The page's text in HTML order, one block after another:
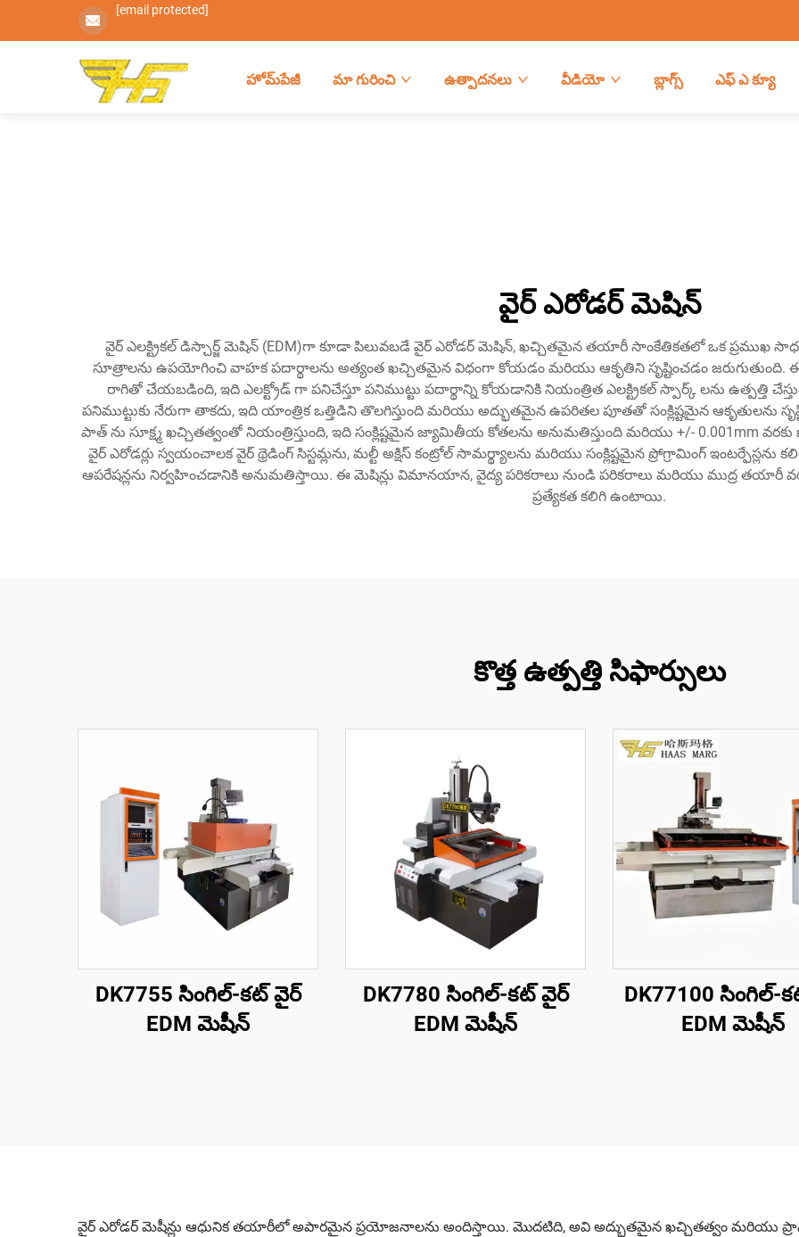
[email protected]
హోమ్‌పేజీ మా గురించి ఉత్పాదనలు వీడియో బ్లాగ్స్ ఎఫ్ ఎ క్యూ
వైర్ ఎరోడర్ మెషిన్
వైర్ ఎలక్ట్రికల్ డిస్చార్జ్ మెషిన్ (EDM)గా కూడా పిలువబడే వైర్ ఎరోడర్ మెషిన్, ఖచ్చితమైన తయారీ సాంకేతికతలో ఒక ప్రముఖ
సూత్రాలను ఉపయోగించి వాహక పదార్థాలను అత్యంత ఖచ్చితమైన విధంగా కోయడం మరియు ఆకృతిని సృష్టించడం జరుగుతుంది.
రాగితో చేయబడింది, ఇది ఎలక్ట్రోడ్ గా పనిచేస్తూ పనిముట్టు పదార్థాన్ని కోయడానికి నియంత్రిత ఎలక్ట్రికల్ స్పార్క్ లను ఉత్పత్తి
పనిముట్టుకు నేరుగా తాకదు, ఇది యాంత్రిక ఒత్తిడిని తొలగిస్తుంది మరియు అద్భుతమైన ఉపరితల పూతతో సంక్లిష్టమైన ఆకృతులను
పాత్ ను సూక్ష్మ ఖచ్చితత్వంతో నియంత్రిస్తుంది, ఇది సంక్లిష్టమైన జ్యామితీయ కోతలను అనుమతిస్తుంది మరియు +/- 0.001mm
వైర్ ఎరోడర్లు స్వయంచాలక వైర్ థ్రెడింగ్ సిస్టమ్లను, మల్టీ అక్షిస్ కంట్రోల్ సామర్థ్యాలను మరియు సంక్లిష్టమైన ప్రోగ్రామింగ్
ఆపరేషన్లను నిర్వహించడానికి అనుమతిస్తాయి. ఈ మెషిన్లు విమానయాన, వైద్య పరికరాలు నుండి పరికరాలు మరియు ముద్ర తయారీ
ప్రత్యేకత కలిగి ఉంటాయి.
కొత్త ఉత్పత్తి సిఫార్సులు
DK7755 సింగిల్-కట్ వైర్
EDM మెషీన్
DK7780 సింగిల్-కట్ వైర్
EDM మెషీన్
DK77100 సింగిల్-
EDM మెషీన్
వైర్ ఎరోడర్ మెషీన్లు ఆధునిక తయారీలో అపారమైన ప్రయోజనాలను అందిస్తాయి. మొదటిది, అవి అద్భుతమైన ఖచ్చితత్వం మరియు